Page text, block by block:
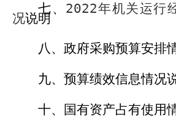
七、 2022年机关运行
况说明
八、政府采购预算安排
九、预算绩效信息情况
十、国有资产占有使用